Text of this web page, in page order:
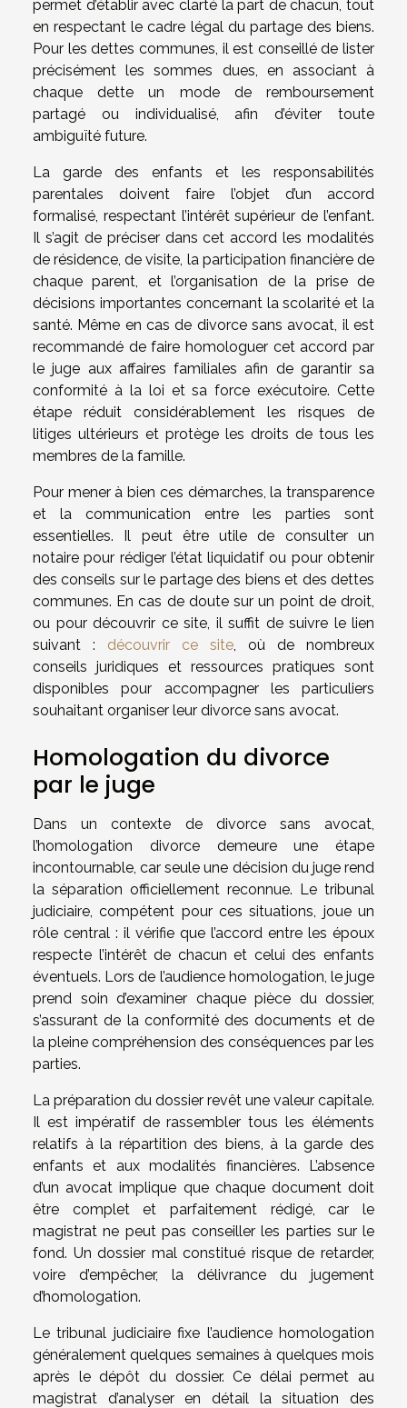
permet d’établir avec clarté la part de chacun, tout
en respectant le cadre légal du partage des biens.
Pour les dettes communes, il est conseillé de lister
précisément les sommes dues, en associant à
chaque dette un mode de remboursement
partagé ou individualisé, afin d’éviter toute
ambiguïté future.
La garde des enfants et les responsabilités
parentales doivent faire l’objet d’un accord
formalisé, respectant l’intérêt supérieur de l’enfant.
Il s’agit de préciser dans cet accord les modalités
de résidence, de visite, la participation financière de
chaque parent, et l’organisation de la prise de
décisions importantes concernant la scolarité et la
santé. Même en cas de divorce sans avocat, il est
recommandé de faire homologuer cet accord par
le juge aux affaires familiales afin de garantir sa
conformité à la loi et sa force exécutoire. Cette
étape réduit considérablement les risques de
litiges ultérieurs et protège les droits de tous les
membres de la famille.
Pour mener à bien ces démarches, la transparence
et la communication entre les parties sont
essentielles. Il peut être utile de consulter un
notaire pour rédiger l’état liquidatif ou pour obtenir
des conseils sur le partage des biens et des dettes
communes. En cas de doute sur un point de droit,
ou pour découvrir ce site, il suffit de suivre le lien
suivant : découvrir ce site , où de nombreux
conseils juridiques et ressources pratiques sont
disponibles pour accompagner les particuliers
souhaitant organiser leur divorce sans avocat.
Homologation du divorce
par le juge
Dans un contexte de divorce sans avocat,
l’homologation divorce demeure une étape
incontournable, car seule une décision du juge rend
la séparation officiellement reconnue. Le tribunal
judiciaire, compétent pour ces situations, joue un
rôle central : il vérifie que l’accord entre les époux
respecte l’intérêt de chacun et celui des enfants
éventuels. Lors de l’audience homologation, le juge
prend soin d’examiner chaque pièce du dossier,
s’assurant de la conformité des documents et de
la pleine compréhension des conséquences par les
parties.
La préparation du dossier revêt une valeur capitale.
Il est impératif de rassembler tous les éléments
relatifs à la répartition des biens, à la garde des
enfants et aux modalités financières. L’absence
d’un avocat implique que chaque document doit
être complet et parfaitement rédigé, car le
magistrat ne peut pas conseiller les parties sur le
fond. Un dossier mal constitué risque de retarder,
voire d’empêcher, la délivrance du jugement
d’homologation.
Le tribunal judiciaire fixe l’audience homologation
généralement quelques semaines à quelques mois
après le dépôt du dossier. Ce délai permet au
magistrat d’analyser en détail la situation des